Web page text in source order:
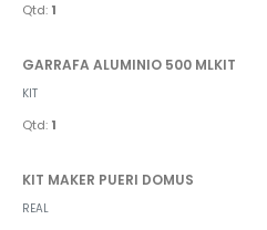
Qtd: 1
GARRAFA ALUMINIO 500 MLKIT
KIT
Qtd: 1
KIT MAKER PUERI DOMUS
REAL